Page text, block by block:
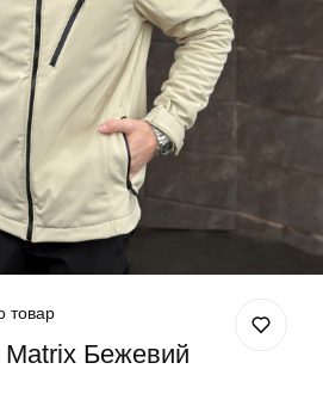
товар
Matrix Бежевий